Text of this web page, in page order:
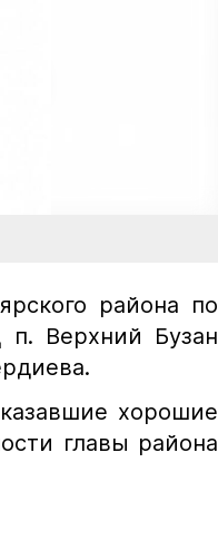
района по
п. Верхний Бузан
хорошие
главы района